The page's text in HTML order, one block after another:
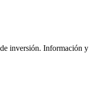
inversión. Información y